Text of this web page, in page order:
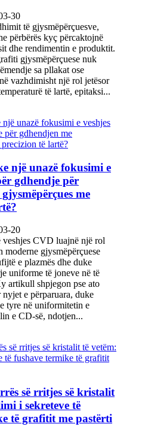
30
të gjysmëpërçuesve,
përbërës kyç përcaktojnë
dhe rendimentin e produktit.
gjysmëpërçuese nuk
sa pllakat ose
vazhdimisht një rol jetësor
të lartë, epitaksi...
një unazë fokusimi e
gdhendje për
me
20
veshjes CVD luajnë një rol
moderne gjysmëpërçuese
e plazmës dhe duke
uniforme të joneve në të
artikull shpjegon pse ato
nyjet e përparuara, duke
tyre në uniformitetin e
e CD-së, ndotjen...
së rritjes së kristalit
i sekreteve të
të grafitit me pastërti